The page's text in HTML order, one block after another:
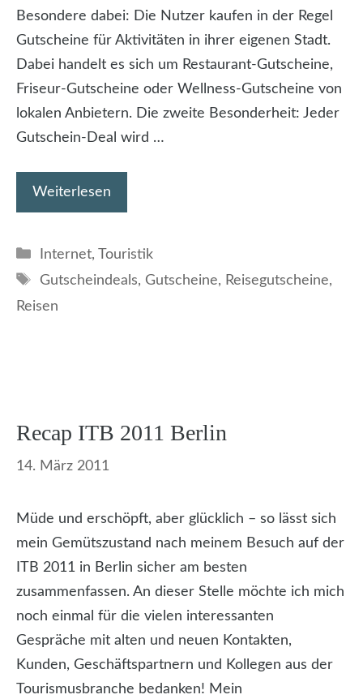
Besondere dabei: Die Nutzer kaufen in der Regel
Gutscheine für Aktivitäten in ihrer eigenen Stadt.
Dabei handelt es sich um Restaurant-Gutscheine,
Friseur-Gutscheine oder Wellness-Gutscheine von
lokalen Anbietern. Die zweite Besonderheit: Jeder
Gutschein-Deal wird …
Weiterlesen
Kategorien
Internet, Touristik
Schlagwörter
Gutscheindeals, Gutscheine, Reisegutscheine,
Reisen
Recap ITB 2011 Berlin
14. März 2011
Müde und erschöpft, aber glücklich – so lässt sich
mein Gemütszustand nach meinem Besuch auf der
ITB 2011 in Berlin sicher am besten
zusammenfassen. An dieser Stelle möchte ich mich
noch einmal für die vielen interessanten
Gespräche mit alten und neuen Kontakten,
Kunden, Geschäftspartnern und Kollegen aus der
Tourismusbranche bedanken! Mein